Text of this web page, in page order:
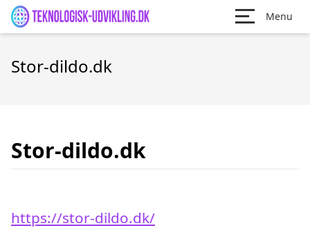
Menu
Stor-dildo.dk
Stor-dildo.dk
https://stor-dildo.dk/